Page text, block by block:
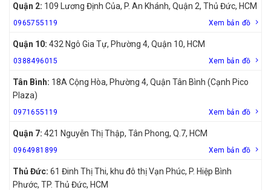
Quận 2: 109 Lương Định Của, P. An Khánh, Quận 2, Thủ Đức, HCM
0965755119 Xem bản đồ
Quận 10: 432 Ngô Gia Tự, Phường 4, Quận 10, HCM
0388496015 Xem bản đồ
Tân Bình: 18A Cộng Hòa, Phường 4, Quận Tân Bình (Cạnh Pico
Plaza)
0971655119 Xem bản đồ
Quận 7: 421 Nguyễn Thị Thập, Tân Phong, Q.7, HCM
0964981899 Xem bản đồ
Thủ Đức: 61 Đinh Thị Thi, khu đô thị Vạn Phúc, P. Hiệp Bình
Phước, TP. Thủ Đức, HCM